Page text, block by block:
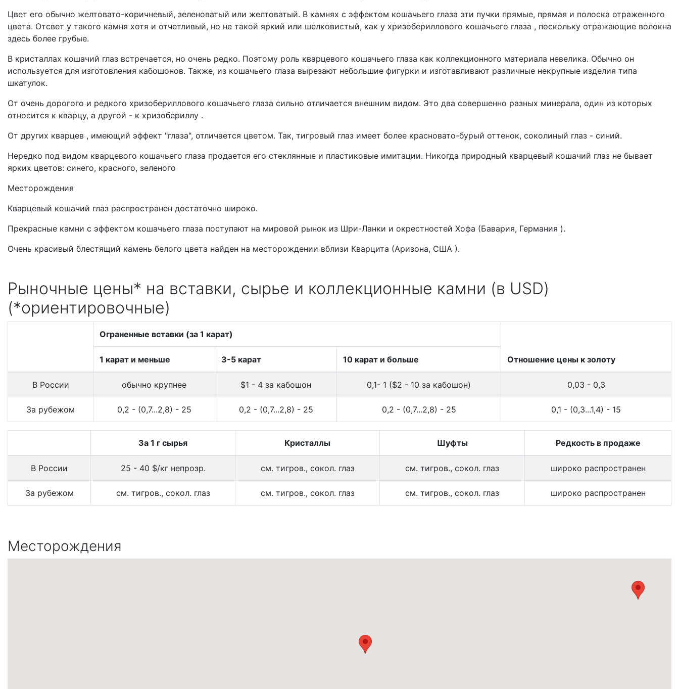
Цвет его обычно желтовато-коричневый, зеленоватый или желтоватый. В камнях с эффектом кошачьего глаза эти пучки прямые, прямая и полоска отраженного
цвета. Отсвет у такого камня хотя и отчетливый, но не такой яркий или шелковистый, как у хризобериллового кошачьего глаза , поскольку отражающие волокна
здесь более грубые.
В кристаллах кошачий глаз встречается, но очень редко. Поэтому роль кварцевого кошачьего глаза как коллекционного материала невелика. Обычно он
используется для изготовления кабошонов. Также, из кошачьего глаза вырезают небольшие фигурки и изготавливают различные некрупные изделия типа
шкатулок.
От очень дорогого и редкого хризобериллового кошачьего глаза сильно отличается внешним видом. Это два совершенно разных минерала, один из которых
относится к кварцу, а другой - к хризобериллу .
От других кварцев , имеющий эффект "глаза", отличается цветом. Так, тигровый глаз имеет более красновато-бурый оттенок, соколиный глаз - синий.
Нередко под видом кварцевого кошачьего глаза продается его стеклянные и пластиковые имитации. Никогда природный кварцевый кошачий глаз не бывает
ярких цветов: синего, красного, зеленого
Месторождения
Кварцевый кошачий глаз распространен достаточно широко.
Прекрасные камни с эффектом кошачьего глаза поступают на мировой рынок из Шри-Ланки и окрестностей Хофа (Бавария, Германия ).
Очень красивый блестящий камень белого цвета найден на месторождении вблизи Кварцита (Аризона, США ).
Рыночные цены* на вставки, сырье и коллекционные камни (в USD)
(*ориентировочные)
Ограненные вставки (за 1 карат)
Отношение цены к золоту
1 карат и меньше 3-5 карат 10 карат и больше
В России обычно крупнее $1 - 4 за кабошон 0,1- 1 ($2 - 10 за кабошон) 0,03 - 0,3
За рубежом 0,2 - (0,7...2,8) - 25 0,2 - (0,7...2,8) - 25 0,2 - (0,7...2,8) - 25 0,1 - (0,3...1,4) - 15
За 1 г сырья Кристаллы Шуфты Редкость в продаже
В России 25 - 40 $/кг непрозр. см. тигров., сокол. глаз см. тигров., сокол. глаз широко распространен
За рубежом см. тигров., сокол. глаз см. тигров., сокол. глаз см. тигров., сокол. глаз широко распространен
Месторождения